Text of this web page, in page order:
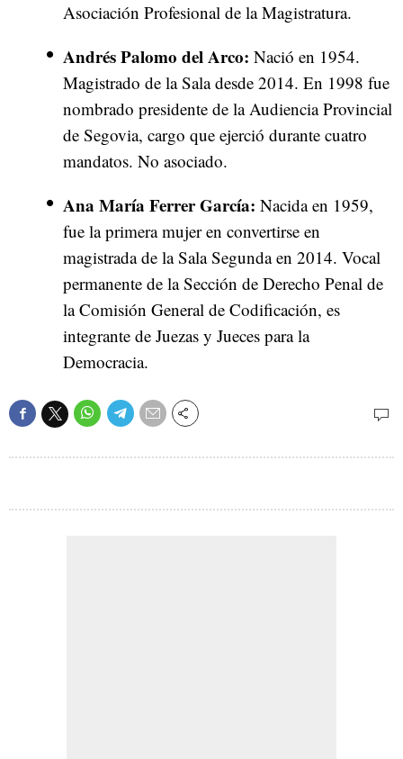
Asociación Profesional de la Magistratura.
Andrés Palomo del Arco: Nació en 1954.
Magistrado de la Sala desde 2014. En 1998 fue
nombrado presidente de la Audiencia Provincial
de Segovia, cargo que ejerció durante cuatro
mandatos. No asociado.
Ana María Ferrer García: Nacida en 1959,
fue la primera mujer en convertirse en
magistrada de la Sala Segunda en 2014. Vocal
permanente de la Sección de Derecho Penal de
la Comisión General de Codificación, es
integrante de Juezas y Jueces para la
Democracia.